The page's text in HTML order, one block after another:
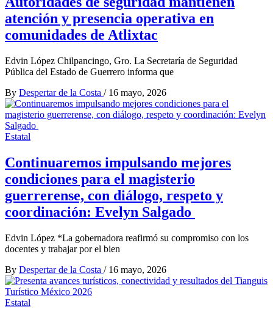
atención y presencia operativa en
comunidades de Atlixtac
Edvin López Chilpancingo, Gro. La Secretaría de Seguridad
Pública del Estado de Guerrero informa que
By Despertar de la Costa / 16 mayo, 2026
Estatal
Continuaremos impulsando mejores
condiciones para el magisterio
guerrerense, con diálogo, respeto y
coordinación: Evelyn Salgado
Edvin López *La gobernadora reafirmó su compromiso con los
docentes y trabajar por el bien
By Despertar de la Costa / 16 mayo, 2026
Estatal